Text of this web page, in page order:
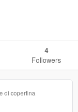
4
Followers
di copertina